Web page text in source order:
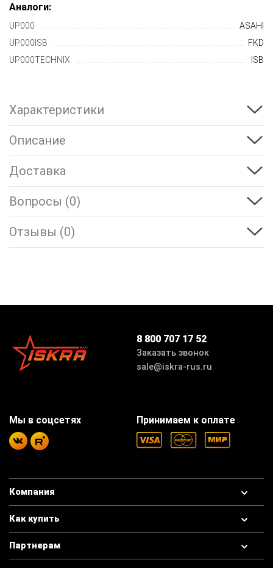
Аналоги:
UP000
ASAHI
UP000ISB
FKD
UP000TECHNIX
ISB
Характеристики
Описание
Доставка
Вопросы (0)
Отзывы (0)
8 800 707 17 52
Заказать звонок
sale@iskra-rus.ru
Компания
Как купить
Партнерам
Принимаем к оплате
Мы в соцсетях